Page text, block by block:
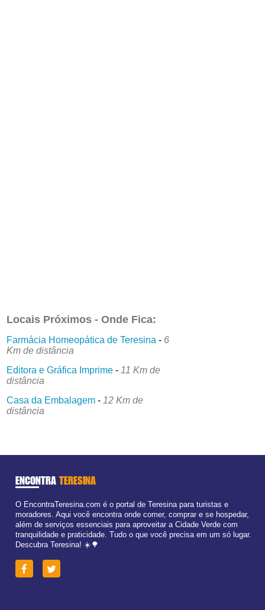
Locais Próximos - Onde Fica:
Farmácia Homeopática de Teresina - 6
Km de distância
Editora e Gráfica Imprime - 11 Km de
distância
Casa da Embalagem - 12 Km de
distância
ENCONTRA TERESINA
O EncontraTeresina.com é o portal de Teresina para turistas e
moradores. Aqui você encontra onde comer, comprar e se hospedar,
além de serviços essenciais para aproveitar a Cidade Verde com
tranquilidade e praticidade. Tudo o que você precisa em um só lugar.
Descubra Teresina! ☀️🌳